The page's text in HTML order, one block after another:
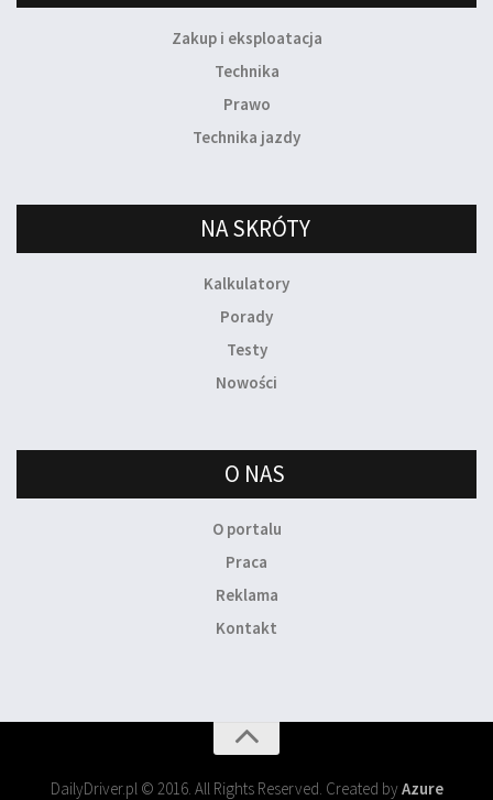
Zakup i eksploatacja
Technika
Prawo
Technika jazdy
NA SKRÓTY
Kalkulatory
Porady
Testy
Nowości
O NAS
O portalu
Praca
Reklama
Kontakt
DailyDriver.pl © 2016. All Rights Reserved. Created byAzure